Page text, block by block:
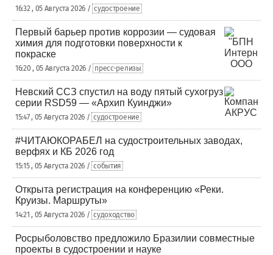
16:32 , 05 Августа 2026 / судостроение
Первый барьер против коррозии — судовая
химия для подготовки поверхности к
покраске
16:20 , 05 Августа 2026 / пресс-релизы
Невский ССЗ спустил на воду пятый сухогруз
серии RSD59 — «Архип Куинджи»
15:47 , 05 Августа 2026 / судостроение
#ЧИТАЮКОРАБЕЛ на судостроительных заводах,
верфях и КБ 2026 год
15:15 , 05 Августа 2026 / события
Открыта регистрация на конференцию «Реки.
Круизы. Маршруты»
14:21 , 05 Августа 2026 / судоходство
Росрыболовство предложило Бразилии совместные
проекты в судостроении и науке